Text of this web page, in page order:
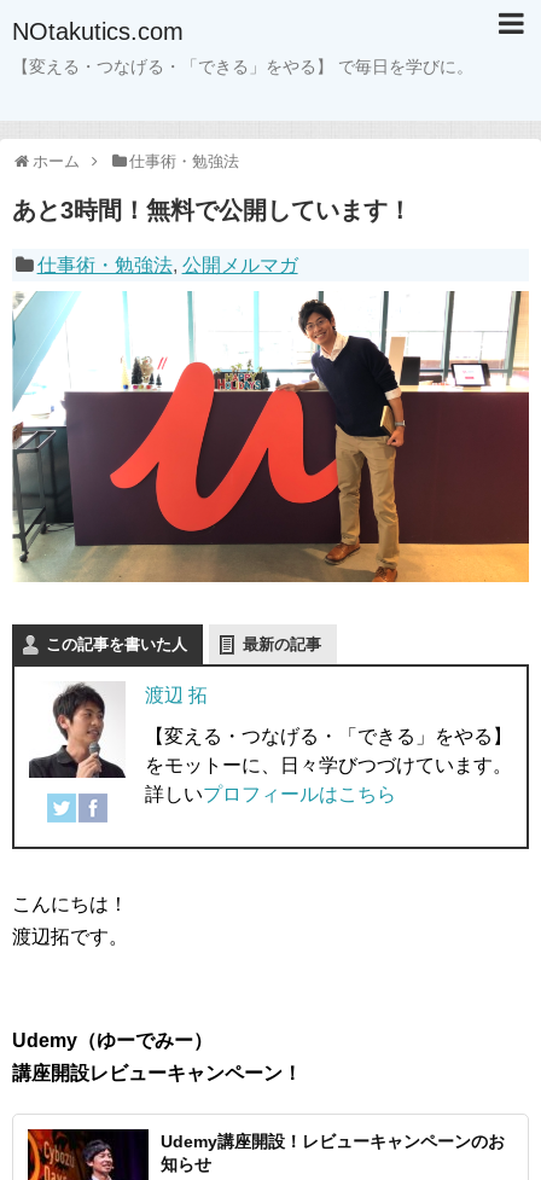
NOtakutics.com
【変える・つなげる・「できる」をやる】 で毎日を学びに。
ホーム 仕事術・勉強法
あと3時間！無料で公開しています！
仕事術・勉強法, 公開メルマガ
この記事を書いた人 最新の記事
渡辺 拓
【変える・つなげる・「できる」をやる】
をモットーに、日々学びつづけています。
詳しいプロフィールはこちら
こんにちは！
渡辺拓です。
Udemy（ゆーでみー）
講座開設レビューキャンペーン！
Udemy講座開設！レビューキャンペーンのお
知らせ